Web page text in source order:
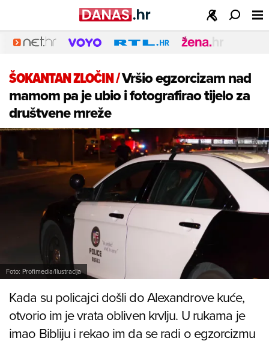
ŠOKANTAN ZLOČIN/Vršio egzorcizam nad
mamom pa je ubio i fotografirao tijelo za
društvene mreže
Foto: Profimedia/Ilustracija
Kada su policajci došli do Alexandrove kuće,
otvorio im je vrata obliven krvlju. U rukama je
imao Bibliju i rekao im da se radi o egzorcizmu